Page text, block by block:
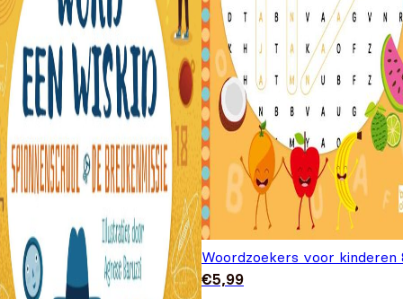
Woordzoekers voor kinderen
€5,99